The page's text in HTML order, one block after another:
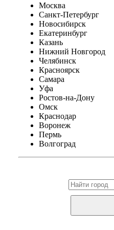
Москва
Санкт-Петербург
Новосибирск
Екатеринбург
Казань
Нижний Новгород
Челябинск
Красноярск
Самара
Уфа
Ростов-на-Дону
Омск
Краснодар
Воронеж
Пермь
Волгоград